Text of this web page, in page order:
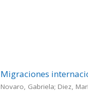
Migraciones
Novaro, Gabriela; Diez,